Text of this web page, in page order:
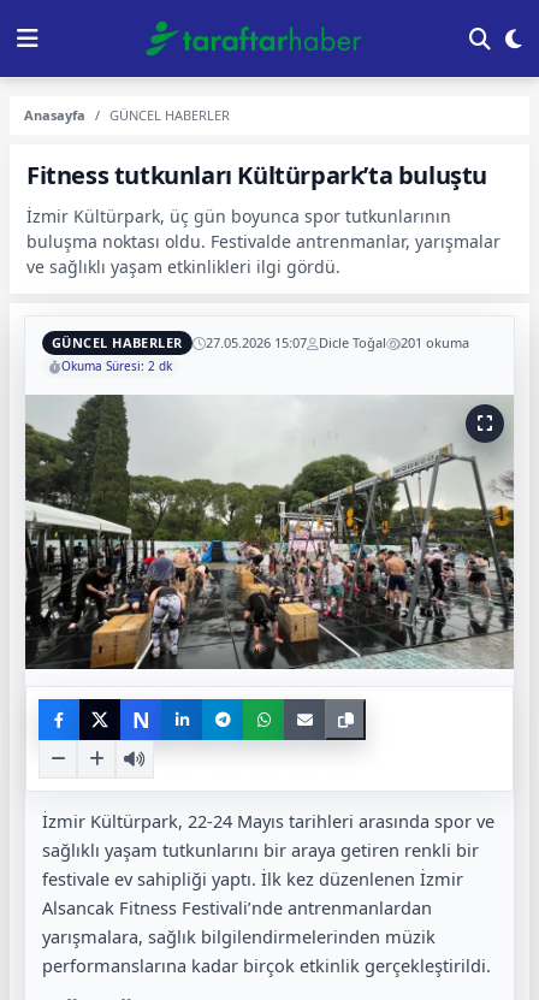
Anasayfa GÜNCEL HABERLER
Fitness tutkunları Kültürpark’ta buluştu
İzmir Kültürpark, üç gün boyunca spor tutkunlarının
buluşma noktası oldu. Festivalde antrenmanlar, yarışmalar
ve sağlıklı yaşam etkinlikleri ilgi gördü.
GÜNCEL HABERLER 27.05.2026 15:07 Dicle Toğal 201 okuma
Okuma Süresi: 2 dk
N
İzmir Kültürpark, 22-24 Mayıs tarihleri arasında spor ve
sağlıklı yaşam tutkunlarını bir araya getiren renkli bir
festivale ev sahipliği yaptı. İlk kez düzenlenen İzmir
Alsancak Fitness Festivali’nde antrenmanlardan
yarışmalara, sağlık bilgilendirmelerinden müzik
performanslarına kadar birçok etkinlik gerçekleştirildi.